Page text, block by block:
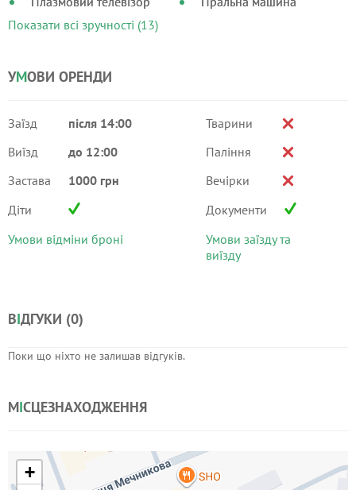
Показати всі зручності (13)
УМОВИ ОРЕНДИ
Заїзд
після 14:00
Виїзд
до 12:00
Застава
1000 грн
Діти
Умови відміни броні
Тварини
Паління
Вечірки
Документи
Умови заїзду та
виїзду
ВІДГУКИ (0)
Поки що ніхто не залишав відгуків.
МІСЦЕЗНАХОДЖЕННЯ
+